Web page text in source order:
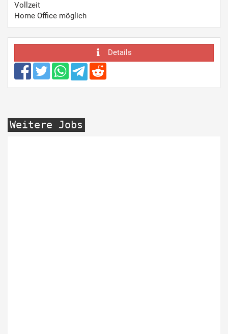
Vollzeit
Home Office möglich
Details
Weitere Jobs